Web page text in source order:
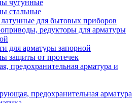
чугунные
стальные
для бытовых приборов
редукторы для арматуры
для арматуры запорной
защиты от протечек
предохранительная арматура и
предохранительная арматура